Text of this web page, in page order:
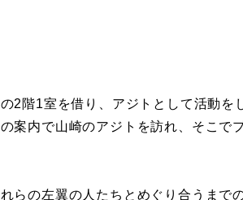
2階1室を借り、アジトとして活動を
案内で山崎のアジトを訪れ、そこで
らの左翼の人たちとめぐり合うまで